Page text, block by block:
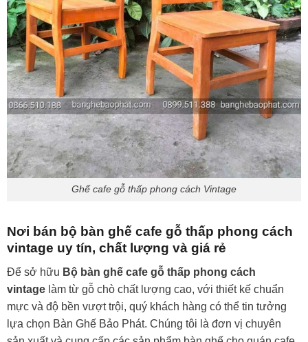
Ghế cafe gỗ thấp phong cách Vintage
Nơi bán bộ bàn ghế cafe gỗ thấp phong cách
vintage uy tín, chất lượng và giá rẻ
Để sở hữu Bộ bàn ghế cafe gỗ thấp phong cách
vintage làm từ gỗ chò chất lượng cao, với thiết kế chuẩn
mực và độ bền vượt trội, quý khách hàng có thể tin tưởng
lựa chọn Bàn Ghế Bảo Phát. Chúng tôi là đơn vị chuyên